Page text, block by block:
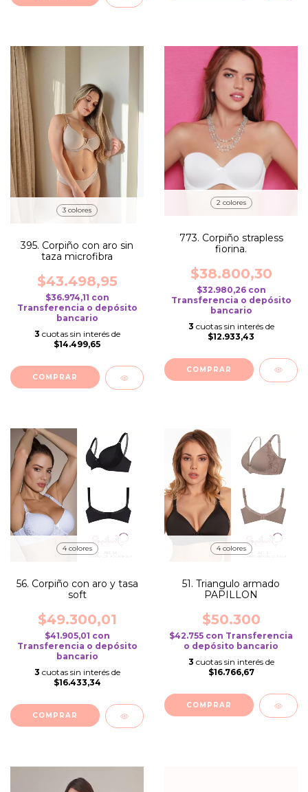
3 colores
395. Corpiño con aro sin
taza microfibra
$43.498,95
$36.974,11 con
Transferencia o depósito
bancario
3 cuotas sin interés de
$14.499,65
COMPRAR
2 colores
773. Corpiño strapless
fiorina.
$38.800,30
$32.980,26 con
Transferencia o depósito
bancario
3 cuotas sin interés de
$12.933,43
COMPRAR
4 colores
56. Corpiño con aro y tasa
soft
$49.300,01
$41.905,01 con
Transferencia o depósito
bancario
3 cuotas sin interés de
$16.433,34
COMPRAR
4 colores
51. Triangulo armado
PAPILLON
$50.300
$42.755 con Transferencia
o depósito bancario
3 cuotas sin interés de
$16.766,67
COMPRAR